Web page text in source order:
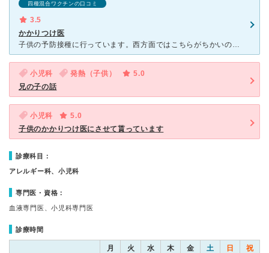
四種混合ワクチンの口コミ
3.5
かかりつけ医
子供の予防接種に行っています。西方面ではこちらがちかいのでいくようになりました。先生はベテランなのであんしんかんはあります。ただ、受け付けの方が愛想がないのがとても残念です。また、おむつをかえるスペー
小児科 発熱（子供）
5.0
兄の子の話
小児科
5.0
子供のかかりつけ医にさせて貰っています
診療科目：
アレルギー科、小児科
専門医・資格：
血液専門医、小児科専門医
診療時間
月 火 水 木 金 土 日 祝